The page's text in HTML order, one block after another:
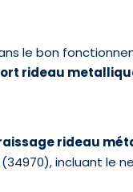
le bon
rideau
rideau
incluant le